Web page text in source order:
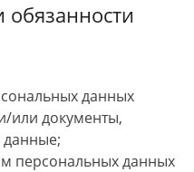
данных
или документы,
персональных данных